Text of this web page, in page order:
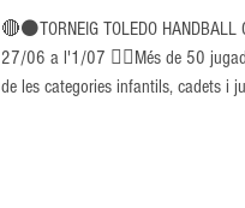
🔴⚫TORNEIG TOLEDO HANDBALL
27/06 a l'1/07 👉🏽Més de 50
de les categories infantils, cadets i